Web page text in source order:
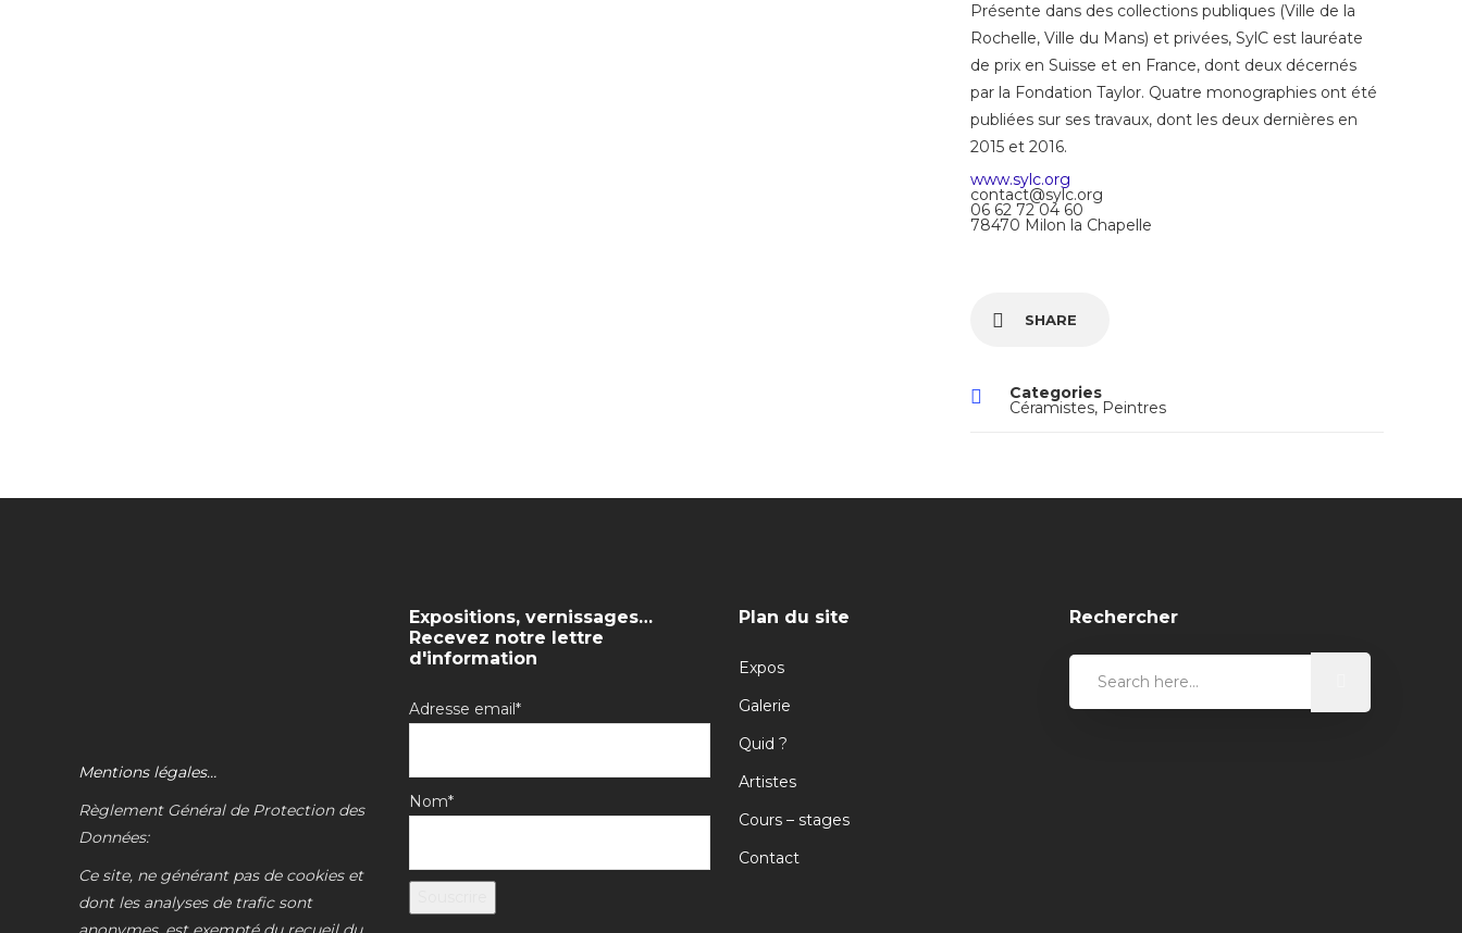
Présente dans des collections publiques (Ville de la
Rochelle, Ville du Mans) et privées, SylC est lauréate
de prix en Suisse et en France, dont deux décernés
par la Fondation Taylor. Quatre monographies ont été
publiées sur ses travaux, dont les deux dernières en
2015 et 2016.
www.sylc.org
contact@sylc.org
06 62 72 04 60
78470 Milon la Chapelle
SHARE
Categories
Céramistes, Peintres
Mentions légales…
Règlement Général de Protection des
Données:
Ce site, ne générant pas de cookies et
dont les analyses de trafic sont
Expositions, vernissages…
Recevez notre lettre
d'information
Adresse email*
Nom*
Plan du site
Expos
Galerie
Quid ?
Artistes
Cours – stages
Contact
Rechercher